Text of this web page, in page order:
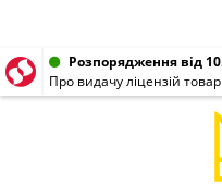
Розпорядження від